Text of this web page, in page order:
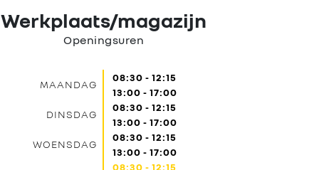
Werkplaats/magazijn
Openingsuren
MAANDAG
08:30 - 12:15
13:00 - 17:00
DINSDAG
08:30 - 12:15
13:00 - 17:00
WOENSDAG
08:30 - 12:15
13:00 - 17:00
08:30 - 12:15